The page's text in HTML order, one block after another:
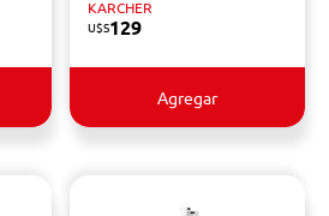
KARCHER
U$S129
Agregar